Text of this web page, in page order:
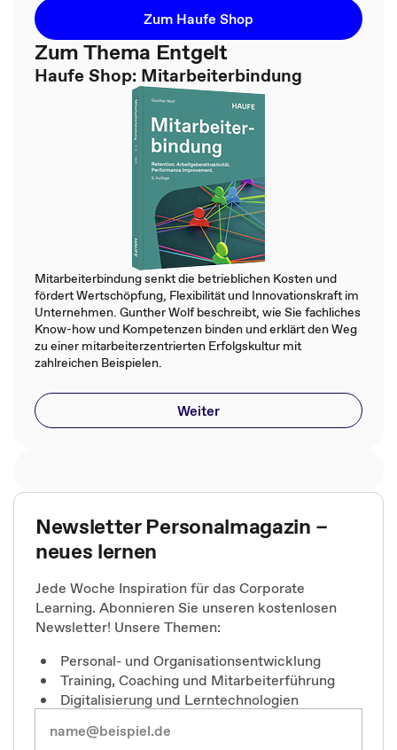
Zum Haufe Shop
Zum Thema Entgelt
Haufe Shop: Mitarbeiterbindung
Mitarbeiterbindung senkt die betrieblichen Kosten und
fördert Wertschöpfung, Flexibilität und Innovationskraft im
Unternehmen. Gunther Wolf beschreibt, wie Sie fachliches
Know-how und Kompetenzen binden und erklärt den Weg
zu einer mitarbeiterzentrierten Erfolgskultur mit
zahlreichen Beispielen.
Weiter
Newsletter Personalmagazin –
neues lernen
Jede Woche Inspiration für das Corporate
Learning. Abonnieren Sie unseren kostenlosen
Newsletter! Unsere Themen:
Personal- und Organisationsentwicklung
Training, Coaching und Mitarbeiterführung
Digitalisierung und Lerntechnologien